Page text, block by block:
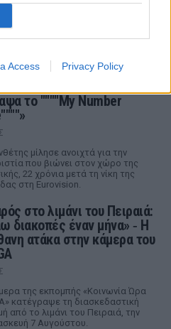
Access Privacy Policy
κανείς δεν φρόντισε για
Δάντης: «Συνάδελφοι
το """"My Number
μίλησε ανοιχτά για την
που βιώνει στον χώρο της
22 χρόνια μετά τη νίκη της
στη Eurovision.
στο λιμάνι του Πειραιά:
διακοπές έναν μήνα» ‑ Η
ατάκα στην κάμερα του
της εκπομπής «Κοινωνία Ώρα
κατέγραψε τη διασκεδαστική
από το λιμάνι του Πειραιά, την
7 Αυγούστου.